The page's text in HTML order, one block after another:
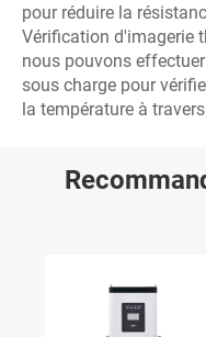
pour réduire la
Vérification d'imagerie
nous pouvons
sous charge pour
la température à
Composants